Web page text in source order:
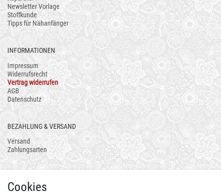
Newsletter Vorlage
Stoffkunde
Tipps für Nähanfänger
INFORMATIONEN
Impressum
Widerrufsrecht
Vertrag widerrufen
AGB
Datenschutz
BEZAHLUNG & VERSAND
Versand
Zahlungsarten
Cookies